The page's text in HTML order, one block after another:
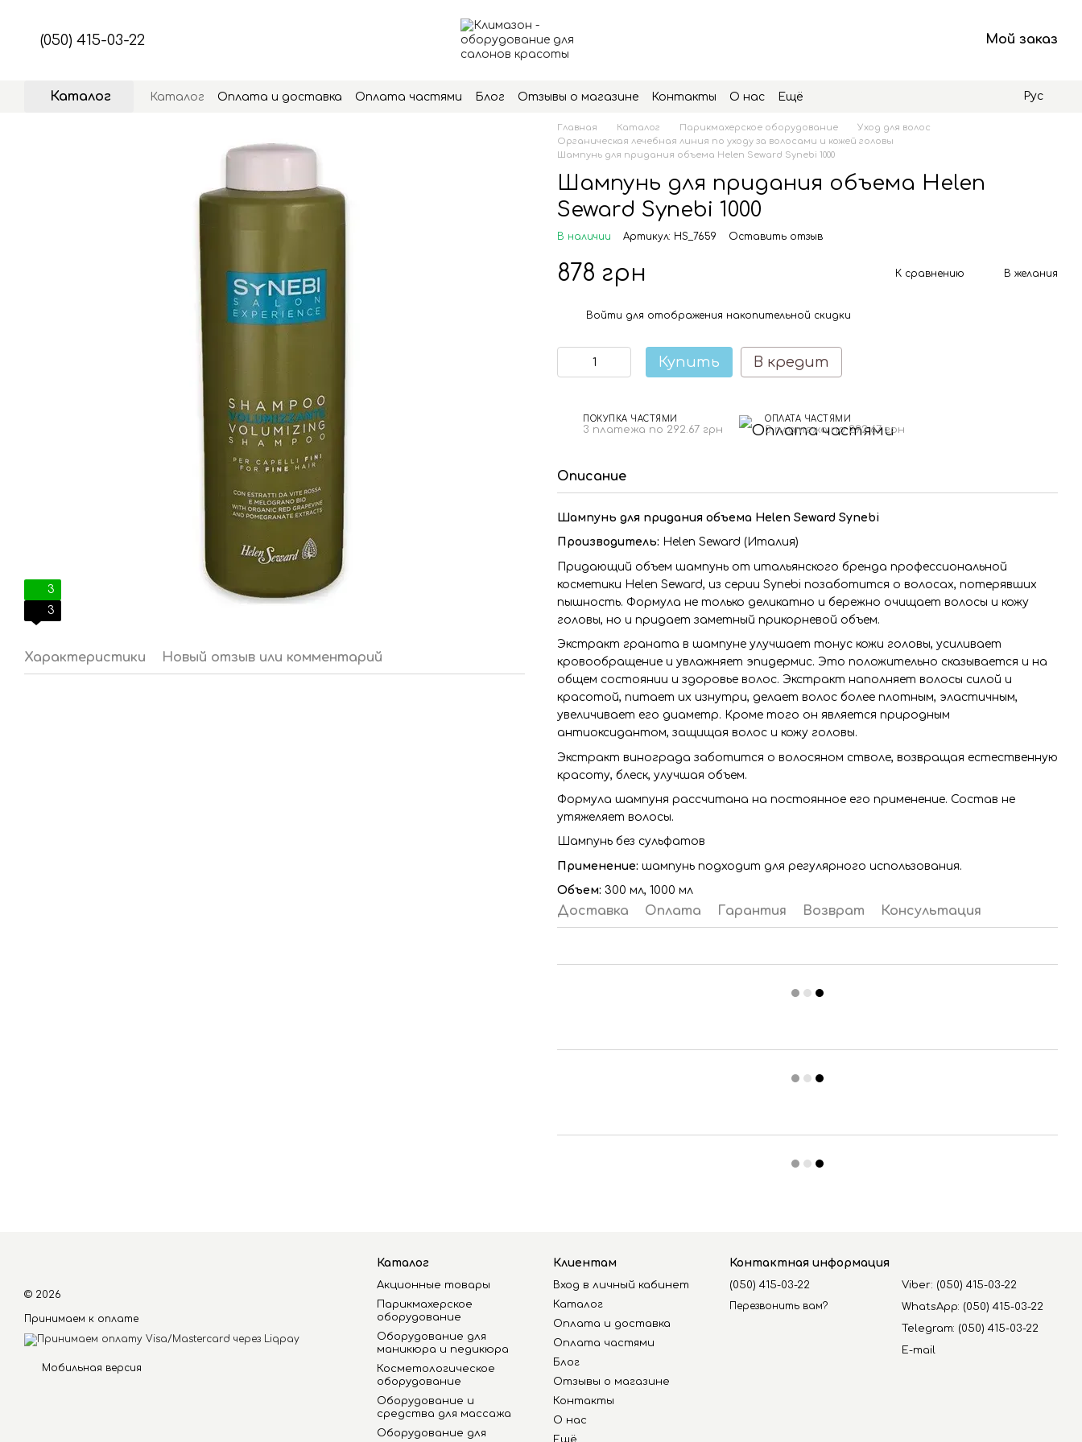
(050) 415-03-22 Мой заказ
Каталог Каталог Оплата и доставка Оплата частями Блог Отзывы о магазине Контакты О нас Ещё Рус
3
3
Характеристики Новый отзыв или комментарий
Главная Каталог Парикмахерское оборудование
Уход для волос
Органическая лечебная линия по уходу за волосами и кожей головы
Шампунь для придания объема Helen Seward Synebi 1000
Шампунь для придания объема Helen
Seward Synebi 1000
В наличии Артикул: HS_7659 Оставить отзыв
878 грн К сравнению В желания
Войти для отображения накопительной скидки
Купить В кредит
ПОКУПКА ЧАСТЯМИ
3 платежа по 292.67 грн
ОПЛАТА ЧАСТЯМИ
3 платежа по 292.67 грн
Описание
Шампунь для придания объема Helen Seward Synebi
Производитель: Helen Seward (Италия)
Придающий объем шампунь от итальянского бренда профессиональной
косметики Helen Seward, из серии Synebi позаботится о волосах, потерявших
пышность. Формула не только деликатно и бережно очищает волосы и кожу
головы, но и придает заметный прикорневой объем.
Экстракт граната в шампуне улучшает тонус кожи головы, усиливает
кровообращение и увлажняет эпидермис. Это положительно сказывается и на
общем состоянии и здоровье волос. Экстракт наполняет волосы силой и
красотой, питает их изнутри, делает волос более плотным, эластичным,
увеличивает его диаметр. Кроме того он является природным
антиоксидантом, защищая волос и кожу головы.
Экстракт винограда заботится о волосяном стволе, возвращая естественную
красоту, блеск, улучшая объем.
Формула шампуня рассчитана на постоянное его применение. Состав не
утяжеляет волосы.
Шампунь без сульфатов
Применение: шампунь подходит для регулярного использования.
Объем: 300 мл, 1000 мл
Доставка Оплата Гарантия Возврат Консультация
© 2026
Принимаем к оплате
Мобильная версия
Каталог
Акционные товары
Парикмахерское
оборудование
Оборудование для
маникюра и педикюра
Косметологическое
оборудование
Оборудование и
средства для массажа
Оборудование для
Клиентам
Вход в личный кабинет
Каталог
Оплата и доставка
Оплата частями
Блог
Отзывы о магазине
Контакты
О нас
Ещё
Контактная информация
(050) 415-03-22
Перезвонить вам?
Viber: (050) 415-03-22
WhatsApp: (050) 415-03-22
Telegram: (050) 415-03-22
E-mail